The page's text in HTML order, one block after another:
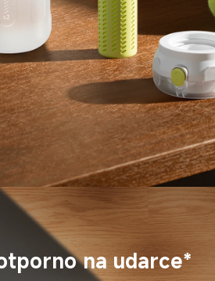
na udarce*